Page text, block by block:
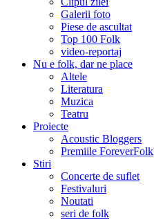
Galerii foto
Piese de ascultat
Top 100 Folk
video-reportaj
Nu e folk, dar ne place
Altele
Literatura
Muzica
Teatru
Proiecte
Acoustic Bloggers
Premiile ForeverFolk
Stiri
Concerte de suflet
Festivaluri
Noutati
seri de folk